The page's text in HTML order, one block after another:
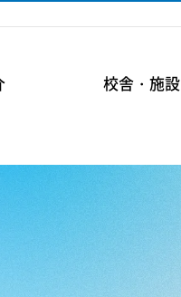
校舎・施設